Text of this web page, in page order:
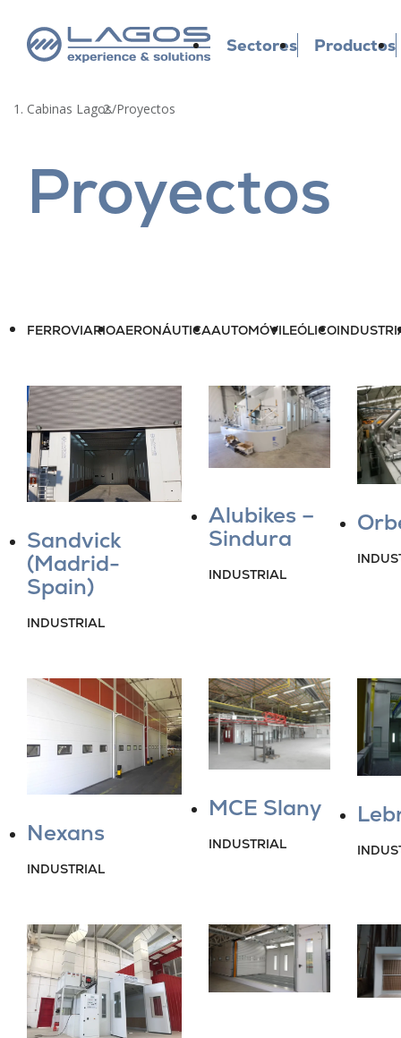
Sectores Productos
Cabinas Lagos/Proyectos
Proyectos
FERROVIARIOAERONÁUTICAAUTOMÓVILEÓLICO
Sandvick
(Madrid-
Spain)
INDUSTRIAL
Alubikes –
Sindura
INDUSTRIAL
Nexans
INDUSTRIAL
MCE Slany
INDUSTRIAL